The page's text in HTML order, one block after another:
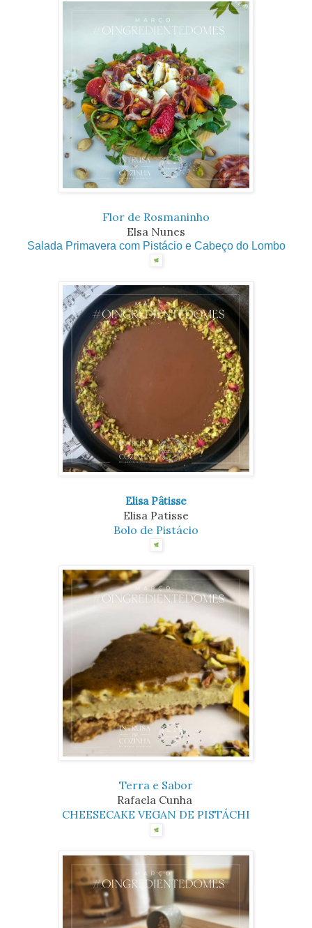
Flor de Rosmaninho
Elsa Nunes
Salada Primavera com Pistácio e Cabeço do Lombo
Elisa Pâtisse
Elisa Patisse
Bolo de Pistácio
Terra e Sabor
Rafaela Cunha
CHEESECAKE VEGAN DE PISTÁCHI